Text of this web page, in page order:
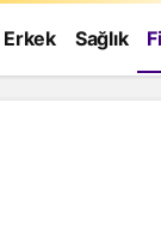
Erkek Sağlık